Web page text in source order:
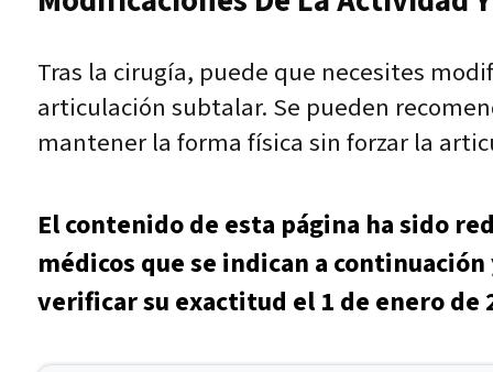
Tras la cirugía, puede que necesites
articulación subtalar. Se pueden
mantener la forma física sin forzar la
El contenido de esta página ha sido
médicos que se indican a
verificar su exactitud el 1 de enero de